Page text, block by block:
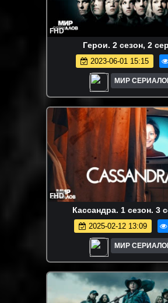
FHD
Гepoи. 2 сезон, 2
2023-06-01 15:15
МИР
FHD
Кассандра. 1 сезон. 3
2025-02-12 13:09
МИР